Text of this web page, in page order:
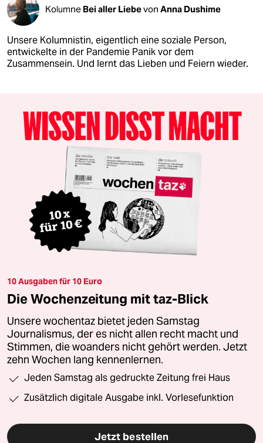
Kolumne Bei aller Liebevon Anna Dushime
Unsere Kolumnistin, eigentlich eine soziale Person,
entwickelte in der Pandemie Panik vor dem
Zusammensein. Und lernt das Lieben und Feiern wieder.
10 Ausgaben für 10 Euro
Die Wochenzeitung mit taz-Blick
Unsere wochentaz bietet jeden Samstag
Journalismus, der es nicht allen recht macht und
Stimmen, die woanders nicht gehört werden. Jetzt
zehn Wochen lang kennenlernen.
Jeden Samstag als gedruckte Zeitung frei Haus
Zusätzlich digitale Ausgabe inkl. Vorlesefunktion
Jetzt bestellen